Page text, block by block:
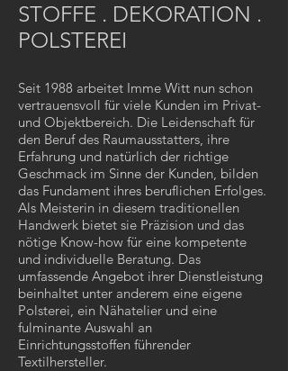
STOFFE . DEKORATION .
POLSTEREI
Seit 1988 arbeitet Imme Witt nun schon
vertrauensvoll für viele Kunden im Privat-
und Objektbereich. Die Leidenschaft für
den Beruf des Raumausstatters, ihre
Erfahrung und natürlich der richtige
Geschmack im Sinne der Kunden, bilden
das Fundament ihres beruflichen Erfolges.
Als Meisterin in diesem traditionellen
Handwerk bietet sie Präzision und das
nötige Know-how für eine kompetente
und individuelle Beratung. Das
umfassende Angebot ihrer Dienstleistung
beinhaltet unter anderem eine eigene
Polsterei, ein Nähatelier und eine
fulminante Auswahl an
Einrichtungsstoffen führender
Textilhersteller.